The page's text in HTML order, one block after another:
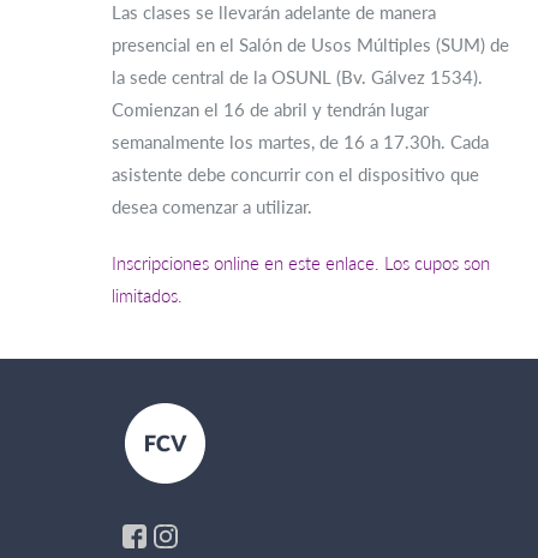
Las clases se llevarán adelante de manera
presencial en el Salón de Usos Múltiples (SUM) de
la sede central de la OSUNL (Bv. Gálvez 1534).
Comienzan el 16 de abril y tendrán lugar
semanalmente los martes, de 16 a 17.30h. Cada
asistente debe concurrir con el dispositivo que
desea comenzar a utilizar.
Inscripciones online en este enlace. Los cupos son
limitados.